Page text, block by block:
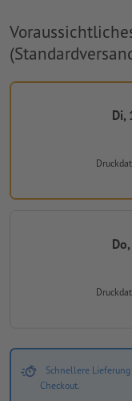
Di,
Schnellere
Checkout.